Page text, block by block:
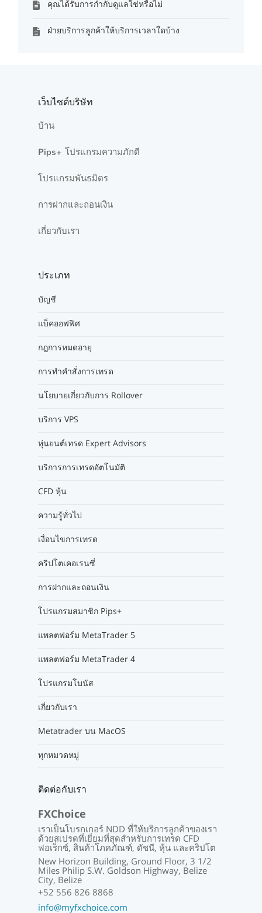
คุณได้รับการกำกับดูแลใช่หรือไม่
ฝ่ายบริการลูกค้าให้บริการเวลาใดบ้าง
เว็บไซต์บริษัท
บ้าน
Pips+ โปรแกรมความภักดี
โปรแกรมพันธมิตร
การฝากและถอนเงิน
เกี่ยวกับเรา
ประเภท
บัญชี
แบ็คออฟฟิศ
กฎการหมดอายุ
การทำคำสั่งการเทรด
นโยบายเกี่ยวกับการ Rollover
บริการ VPS
หุ่นยนต์เทรด Expert Advisors
บริการการเทรดอัตโนมัติ
CFD หุ้น
ความรู้ทั่วไป
เงื่อนไขการเทรด
คริปโตเคอเรนซี่
การฝากและถอนเงิน
โปรแกรมสมาชิก Pips+
แพลตฟอร์ม MetaTrader 5
แพลตฟอร์ม MetaTrader 4
โปรแกรมโบนัส
เกี่ยวกับเรา
Metatrader บน MacOS
ทุกหมวดหมู่
ติดต่อกับเรา
FXChoice
เราเป็นโบรกเกอร์ NDD ที่ให้บริการลูกค้าของเรา
ด้วยสเปรดที่เยี่ยมที่สุดสำหรับการเทรด CFD
ฟอเร็กซ์, สินค้าโภคภัณฑ์, ดัชนี, หุ้น และคริปโต
New Horizon Building, Ground Floor, 3 1/2
Miles Philip S.W. Goldson Highway, Belize
City, Belize
+52 556 826 8868
info@myfxchoice.com